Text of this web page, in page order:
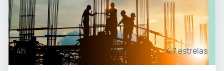
4h 4.7 estrelas